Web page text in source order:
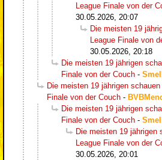
League Finale von der
30.05.2026, 20:07
Die meisten 19
League Finale von
30.05.2026, 20:18
Die meisten 19 jährigen
Finale von der Couch -
Die meisten 19 jährigen
Finale von der Couch -
Die meisten 19 jährigen
Finale von der Couch -
Die meisten 19 jährigen
League Finale von der
30.05.2026, 20:01